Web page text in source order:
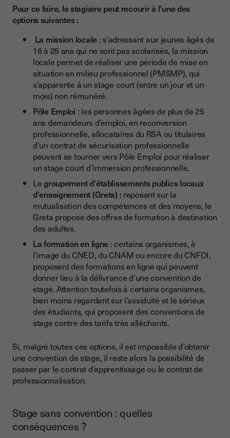
Pour ce faire, le stagiaire peut recourir à l’une des
options suivantes :
La mission locale: s’adressant aux jeunes âgés de
16 à 25 ans qui ne sont pas scolarisés, la mission
locale permet de réaliser une période de mise en
situation en milieu professionnel (PMSMP), qui
s’apparente à un stage court (entre un jour et un
mois) non rémunéré.
Pôle Emploi : les personnes âgées de plus de 25
ans demandeurs d’emploi, en reconversion
professionnelle, allocataires du RSA ou titulaires
d’un contrat de sécurisation professionnelle
peuvent se tourner vers Pôle Emploi pour réaliser
un stage court d’immersion professionnelle.
Legroupement d'établissements publics locaux
d'enseignement (Greta) : reposant sur la
mutualisation des compétences et des moyens, le
Greta propose des offres de formation à destination
des adultes.
La formation en ligne : certains organismes, à
l’image du CNED, du CNAM ou encore du CNFDI,
proposent des formations en ligne qui peuvent
donner lieu à la délivrance d’une convention de
stage. Attention toutefois à certains organismes,
bien moins regardant sur l’assiduité et le sérieux
des étudiants, qui proposent des conventions de
stage contre des tarifs très alléchants.
Si, malgré toutes ces options, il est impossible d’obtenir
une convention de stage, il reste alors la possibilité de
passer par le contrat d’apprentissage ou le contrat de
professionnalisation.
Stage sans convention : quelles
conséquences ?